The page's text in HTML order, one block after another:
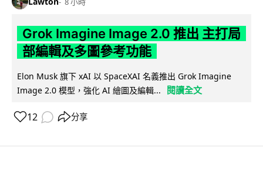
Grok Imagine Image 2.0 推出 主打局
部編輯及多圖參考功能
Elon Musk 旗下 xAI 以 SpaceXAI 名義推出 Grok Imagine
Image 2.0 模型，強化 AI 繪圖及編輯...
閱讀全文
12 分享